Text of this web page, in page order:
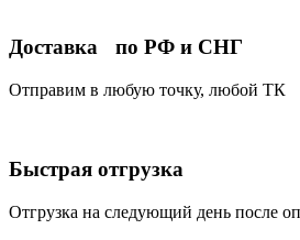
Доставка по РФ и СНГ
Отправим в любую точку, любой ТК
Быстрая отгрузка
Отгрузка на следующий день после